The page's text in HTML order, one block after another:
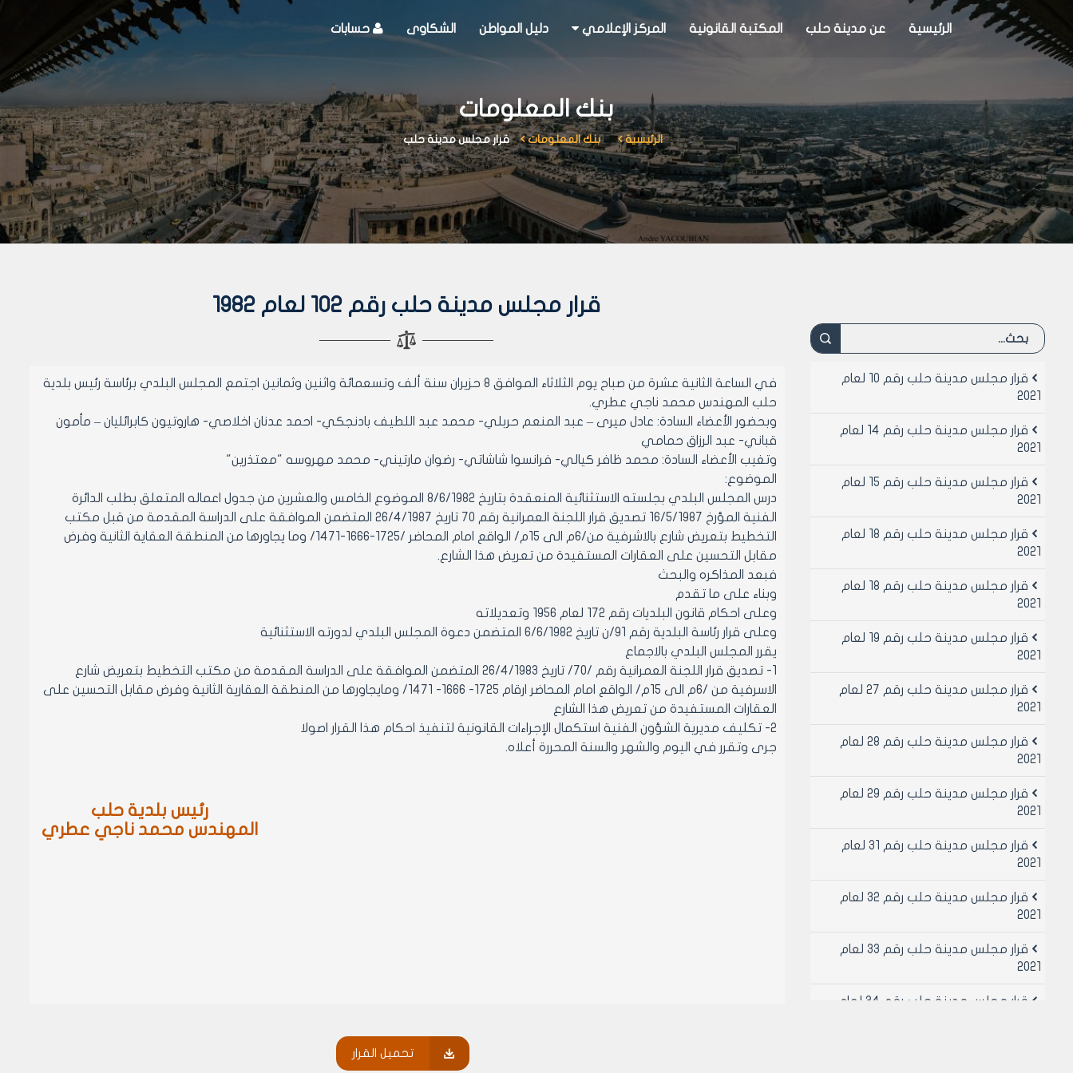
الرئيسية عن مدينة حلب المكتبة القانونية المركز الإعلامي دليل المواطن الشكاوى حسابات
بنك المعلومات
الرئيسية بنك المعلومات قرار مجلس مدينة حلب
قرار مجلس مدينة حلب رقم 102 لعام 1982
في الساعة الثانية عشرة من صباح يوم الثلاثاء الموافق 8 حزيران سنة ألف وتسعمائة واثنين وثمانين اجتمع المجلس البلدي برئاسة رئيس بلدية
حلب المهندس محمد ناجي عطري.
وبحضور الأعضاء السادة: عادل ميرى – عبد المنعم حربلي- محمد عبد اللطيف بادنجكي- احمد عدنان اخلاصي- هاروتيون كابرائليان – مأمون
قباني- عبد الرزاق حمامي
وتغيب الأعضاء السادة: محمد ظافر كيالي- فرانسوا شاشاتي- رضوان مارتيني- محمد مهروسه "معتذرين"
الموضوع:
درس المجلس البلدي بجلسته الاستثنائية المنعقدة بتاريخ 8/6/1982 الموضوع الخامس والعشرين من جدول اعماله المتعلق بطلب الدائرة
الفنية المؤرخ 16/5/1987 تصديق قرار اللجنة العمرانية رقم 70 تاريخ 26/4/1987 المتضمن الموافقة على الدراسة المقدمة من قبل مكتب
التخطيط بتعريض شارع بالاشرفية من/6م الى 15م/ الواقع امام المحاضر /1725-1666-1471/ وما يجاورها من المنطقة العقاية الثانية وفرض
مقابل التحسين على العقارات المستفيدة من تعريض هذا الشارع.
فبعد المذاكره والبحث
وبناء على ما تقدم
وعلى احكام قانون البلديات رقم 172 لعام 1956 وتعديلاته
وعلى قرار رئاسة البلدية رقم 91/ن تاريخ 6/6/1982 المتضمن دعوة المجلس البلدي لدورته الاستثنائية
يقرر المجلس البلدي بالاجماع
1- تصديق قرار اللجنة العمرانية رقم /70/ تاريخ 26/4/1983 المتضمن الموافقة على الدراسة المقدمة من مكتب التخطيط بتعريض شارع
الاسرفية من /6م الى 15م/ الواقع امام المحاضر ارقام 1725- 1666- 1471/ ومايجاورها من المنطقة العقارية الثانية وفرض مقابل التحسين على
العقارات المستفيدة من تعريض هذا الشارع
2- تكليف مديرية الشؤون الفنية استكمال الإجراءات القانونية لتنفيذ احكام هذا القرار اصولا
جرى وتقرر في اليوم والشهر والسنة المحررة أعلاه.
رئيس بلدية حلب
المهندس محمد ناجي عطري
تحميل القرار
قرار مجلس مدينة حلب رقم 10 لعام
2021
قرار مجلس مدينة حلب رقم 14 لعام
2021
قرار مجلس مدينة حلب رقم 15 لعام
2021
قرار مجلس مدينة حلب رقم 18 لعام
2021
قرار مجلس مدينة حلب رقم 18 لعام
2021
قرار مجلس مدينة حلب رقم 19 لعام
2021
قرار مجلس مدينة حلب رقم 27 لعام
2021
قرار مجلس مدينة حلب رقم 28 لعام
2021
قرار مجلس مدينة حلب رقم 29 لعام
2021
قرار مجلس مدينة حلب رقم 31 لعام
2021
قرار مجلس مدينة حلب رقم 32 لعام
2021
قرار مجلس مدينة حلب رقم 33 لعام
2021
قرار مجلس مدينة حلب رقم 34 لعام